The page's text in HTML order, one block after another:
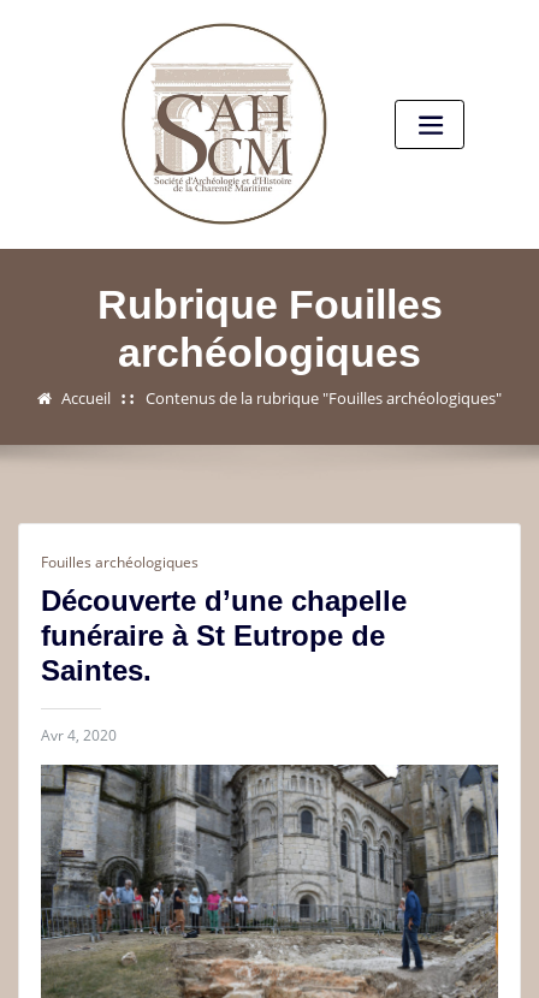
Rubrique Fouilles
archéologiques
Accueil Contenus de la rubrique "Fouilles archéologiques"
Fouilles archéologiques
Découverte d’une chapelle
funéraire à St Eutrope de
Saintes.
Avr 4, 2020